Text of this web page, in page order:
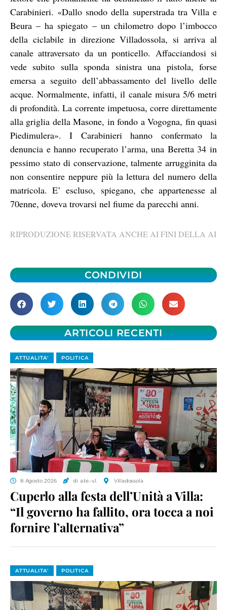
Carabinieri. «Dallo snodo della superstrada tra Villa e
Beura – ha spiegato – un chilometro dopo l’imbocco
della ciclabile in direzione Villadossola, si arriva al
canale attraversato da un ponticello. Affacciandosi si
vede subito sulla sponda sinistra una pistola, forse
emersa a seguito dell’abbassamento del livello delle
acque. Normalmente, infatti, il canale misura 5/6 metri
di profondità. La corrente impetuosa, corre direttamente
alla griglia della Masone, in fondo a Vogogna, fin quasi
Piedimulera». I Carabinieri hanno confermato la
denuncia e hanno recuperato l’arma, una Beretta 34 in
pessimo stato di conservazione, talmente arrugginita da
non consentire neppure più la lettura del numero della
matricola. E’ escluso, spiegano, che appartenesse al
70enne, doveva trovarsi nel fiume da parecchi anni.
RIPRODUZIONE RISERVATA ANCHE AI FINI DELLA AI
CONDIVIDI
ARTICOLI RECENTI
ATTUALITA' POLITICA
8 Agosto 2026 di a.te.-v.l. Villadossola
Cuperlo alla festa dell’Unità a Villa:
“Il governo ha fallito, ora tocca a noi
fornire l’alternativa”
ATTUALITA' POLITICA